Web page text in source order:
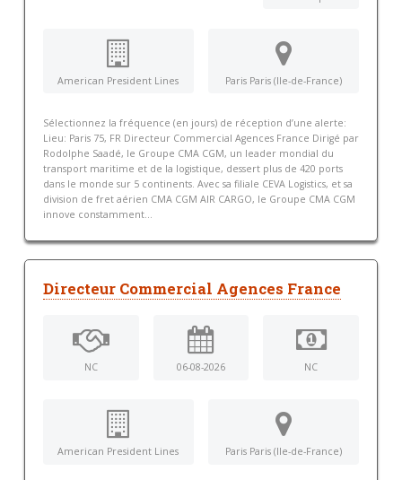
American President Lines Paris Paris (Ile-de-France)
Sélectionnez la fréquence (en jours) de réception d’une alerte:
Lieu: Paris 75, FR Directeur Commercial Agences France Dirigé par
Rodolphe Saadé, le Groupe CMA CGM, un leader mondial du
transport maritime et de la logistique, dessert plus de 420 ports
dans le monde sur 5 continents. Avec sa filiale CEVA Logistics, et sa
division de fret aérien CMA CGM AIR CARGO, le Groupe CMA CGM
innove constamment...
Directeur Commercial Agences France
NC 06-08-2026 NC
American President Lines Paris Paris (Ile-de-France)